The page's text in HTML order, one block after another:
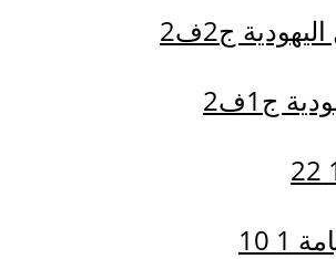
ج2ف2
ج1ف2
10